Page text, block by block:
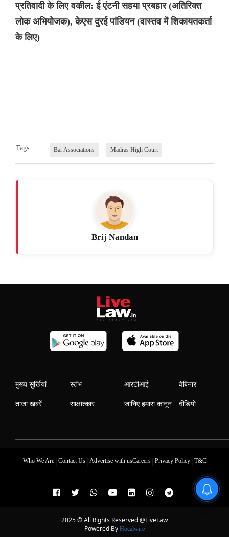
प्रतिवादी के लिए वकील: ई एंटनी सहया प्रबहार (अतिरिक्त
लोक अभियोजक), केएस दुरई पांडियन (वास्तव में शिकायतकर्ता
के लिए)
Tags Bar Associations Madras High Court
Brij Nandan
मुख्य सुर्खियां
ताजा खबरें
स्तंभ
साक्षात्कार
आरटीआई
जानिए हमारा कानून
वेबिनार
वीडियो
Who We Are| Contact Us| Advertise with usCareers| Privacy Policy| T&C
2025 © All Rights Reserved @LiveLaw
Powered By Hocalwire